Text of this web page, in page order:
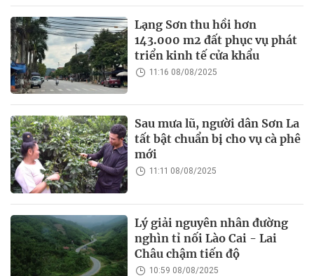
Lạng Sơn thu hồi hơn
143.000 m2 đất phục vụ phát
triển kinh tế cửa khẩu
11:16 08/08/2025
Sau mưa lũ, người dân Sơn La
tất bật chuẩn bị cho vụ cà phê
mới
11:11 08/08/2025
Lý giải nguyên nhân đường
nghìn tỉ nối Lào Cai - Lai
Châu chậm tiến độ
10:59 08/08/2025